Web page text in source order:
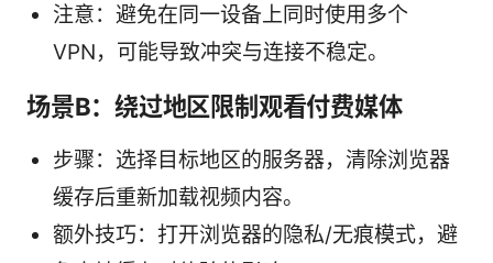
注意：避免在同一设备上同时使用多个
VPN，可能导致冲突与连接不稳定。
场景B：绕过地区限制观看付费媒体
步骤：选择目标地区的服务器，清除浏览器
缓存后重新加载视频内容。
额外技巧：打开浏览器的隐私/无痕模式，避